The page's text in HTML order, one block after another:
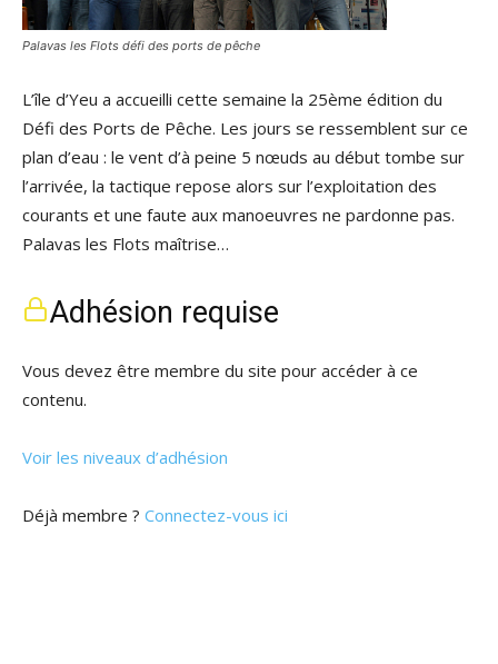
Palavas les Flots défi des ports de pêche
L’île d’Yeu a accueilli cette semaine la 25ème édition du
Défi des Ports de Pêche. Les jours se ressemblent sur ce
plan d’eau : le vent d’à peine 5 nœuds au début tombe sur
l’arrivée, la tactique repose alors sur l’exploitation des
courants et une faute aux manoeuvres ne pardonne pas.
Palavas les Flots maîtrise…
Adhésion requise
Vous devez être membre du site pour accéder à ce
contenu.
Voir les niveaux d’adhésion
Déjà membre ? Connectez-vous ici